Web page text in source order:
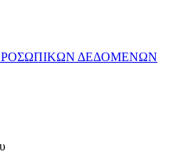
ΔΕΔΟΜΕΝΩΝ